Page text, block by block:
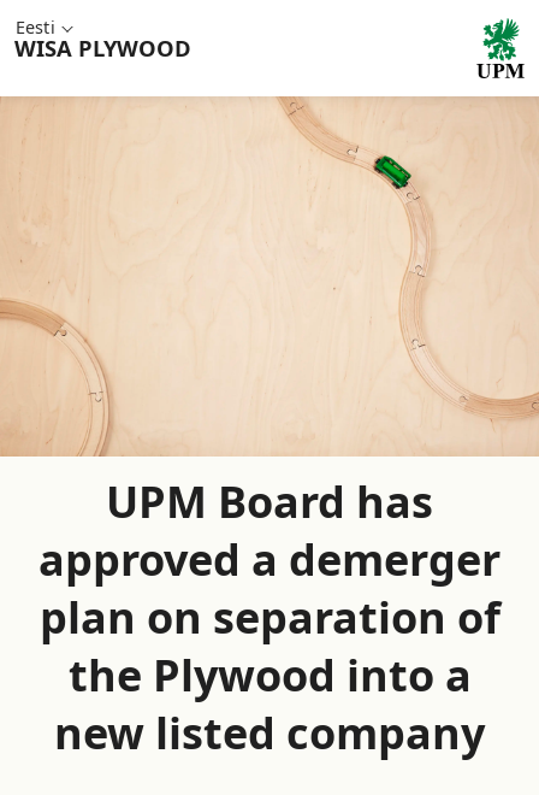
Eesti
WISA PLYWOOD
UPM Board has
approved a demerger
plan on separation of
the Plywood into a
new listed company